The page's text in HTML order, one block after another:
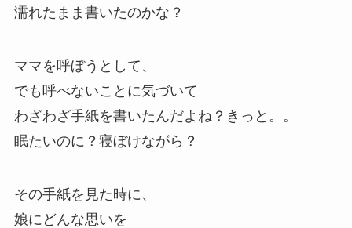
濡れたまま書いたのかな？
ママを呼ぼうとして、
でも呼べないことに気づいて
わざわざ手紙を書いたんだよね？きっと。。
眠たいのに？寝ぼけながら？
その手紙を見た時に、
娘にどんな思いを